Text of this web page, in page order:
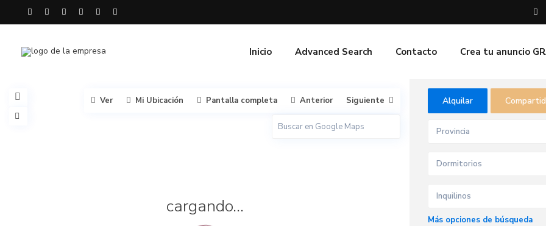
Inicio Advanced Search Contacto Crea tu anuncio
cargando...
Ver Mi Ubicación Pantalla completa Anterior Siguiente Alquilar
Provincia
Dormitorios
Inquilinos
Más opciones de búsqueda